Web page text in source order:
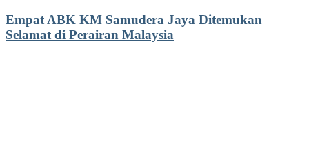
Empat ABK KM Samudera Jaya Ditemukan
Selamat di Perairan Malaysia